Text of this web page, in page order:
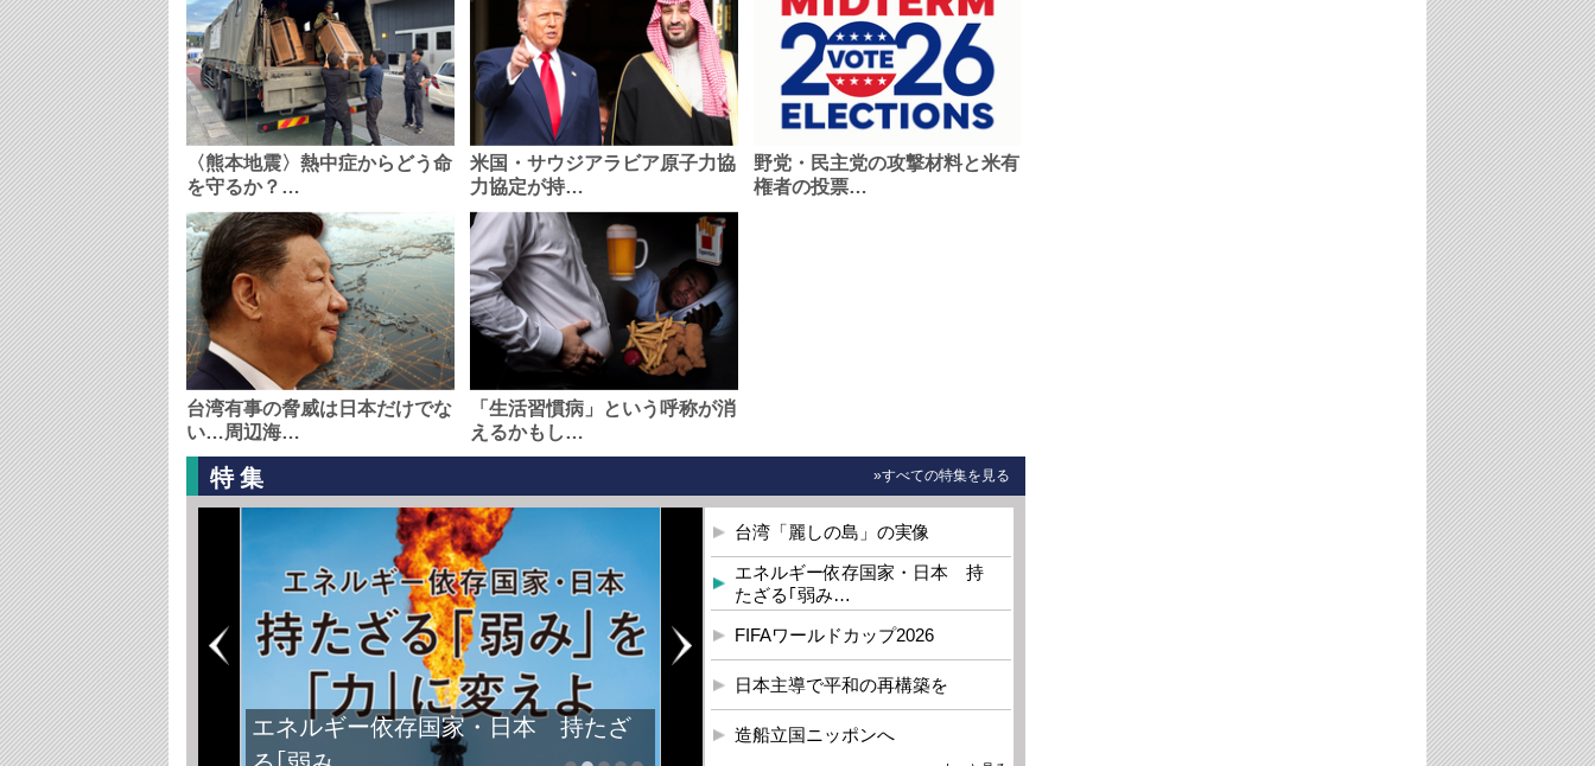
〈熊本地震〉熱中症からどう命
を守るか？…
米国・サウジアラビア原子力協
力協定が持…
野党・民主党の攻撃材料と米有
権者の投票…
台湾有事の脅威は日本だけでな
い…周辺海…
「生活習慣病」という呼称が消
えるかもし…
特集 »すべての特集を見る
エネルギー依存国家・日本 持たざ
台湾「麗しの島」の実像
エネルギー依存国家・日本 持
たざる｢弱み…
FIFAワールドカップ2026
日本主導で平和の再構築を
造船立国ニッポンへ